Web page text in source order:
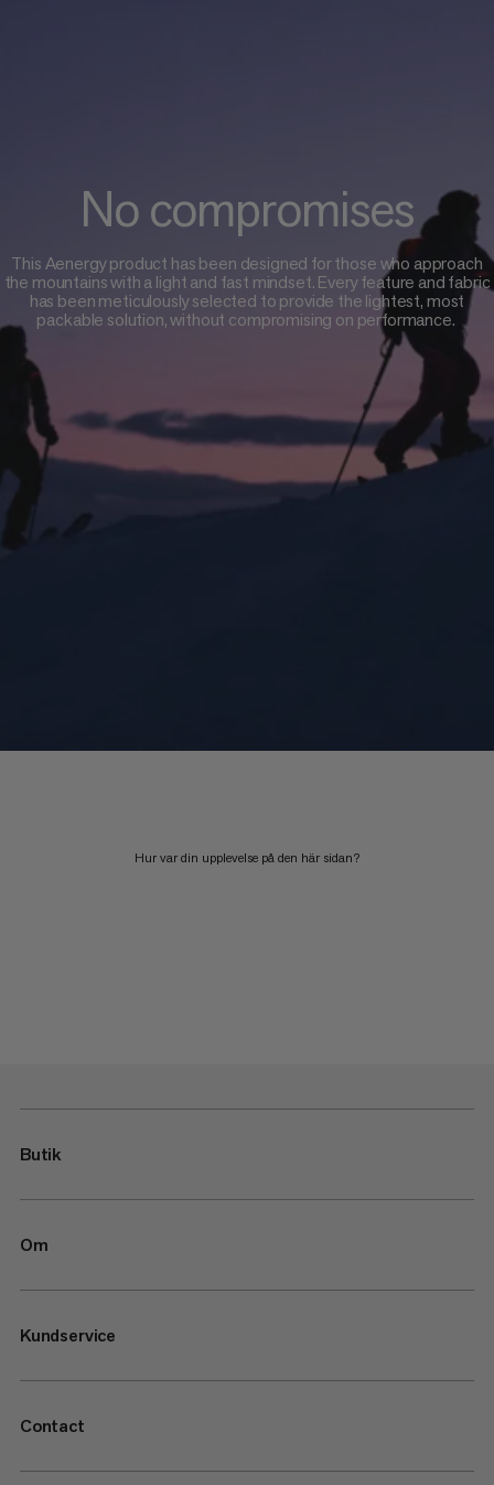
No compromises
This Aenergy product has been designed for those who approach
the mountains with a light and fast mindset. Every feature and fabric
has been meticulously selected to provide the lightest, most
packable solution, without compromising on performance.
Hur var din upplevelse på den här sidan?
Butik
Om
Kundservice
Contact